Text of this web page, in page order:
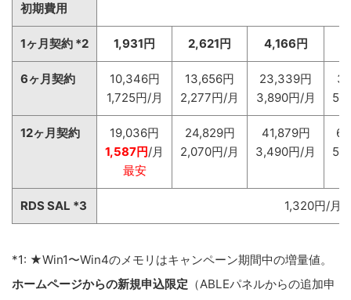
初期費用
1ヶ月契約 *2 1,931円 2,621円 4,166円
6ヶ月契約
10,346円
1,725円/月
13,656円
2,277円/月
23,339円
3,890円/月
12ヶ月契約
19,036円
1,587円/月
最安
24,829円
2,070円/月
41,879円
3,490円/月
RDS SAL *3 1,320円/月
*1: ★Win1〜Win4のメモリはキャンペーン期間中の増量値。
ホームページからの新規申込限定 （ABLEパネルからの追加申